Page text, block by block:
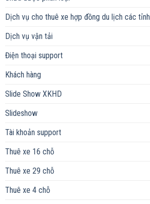
Dịch vụ cho thuê xe hợp đồng du lịch các tỉnh
Dịch vụ vận tải
Điện thoại support
Khách hàng
Slide Show XKHD
Slideshow
Tài khoản support
Thuê xe 16 chỗ
Thuê xe 29 chỗ
Thuê xe 4 chỗ